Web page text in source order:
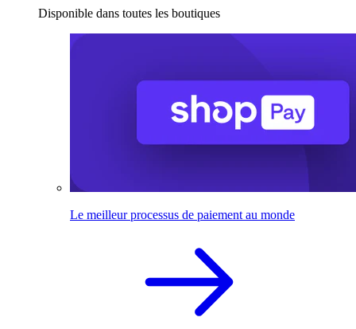
Disponible dans toutes les boutiques
Le meilleur processus de paiement au monde